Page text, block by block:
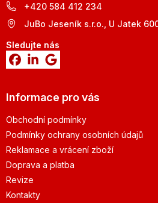
+420 584 412 234
JuBo Jeseník s.r.o., U Jatek
Sledujte nás
Informace pro vás
Obchodní podmínky
Podmínky ochrany osobních údajů
Reklamace a vrácení zboží
Doprava a platba
Revize
Kontakty